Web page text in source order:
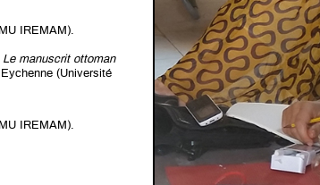
IREMAM).
manuscrit ottoman
(Université
IREMAM).